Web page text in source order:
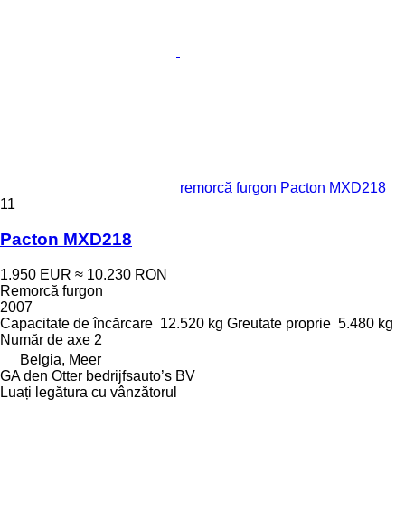
remorcă furgon Pacton MXD218
11
Pacton MXD218
1.950 EUR ≈ 10.230 RON
Remorcă furgon
2007
Capacitate de încărcare 12.520 kg Greutate proprie 5.480 kg
Număr de axe 2
Belgia, Meer
GA den Otter bedrijfsauto’s BV
Luați legătura cu vânzătorul